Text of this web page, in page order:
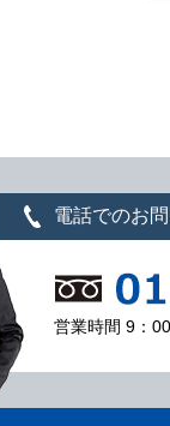
電話でのお
営業時間 9：